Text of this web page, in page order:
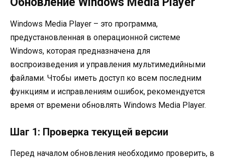
Windows Media Player – это программа,
предустановленная в операционной системе
Windows, которая предназначена для
воспроизведения и управления мультимедийными
файлами. Чтобы иметь доступ ко всем последним
функциям и исправлениям ошибок, рекомендуется
время от времени обновлять Windows Media Player.
Шаг 1: Проверка текущей версии
Перед началом обновления необходимо проверить, в